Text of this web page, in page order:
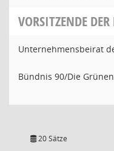
VORSITZENDE
Unternehmensbeirat
Bündnis 90/Die
20 Sätze